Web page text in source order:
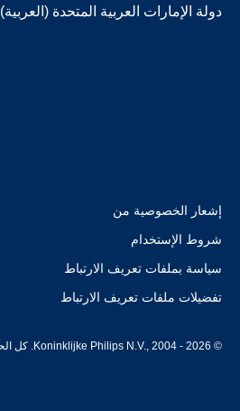
دولة الإمارات العربية المتحدة (العربية)
إشعار الخصوصية من
شروط الإستخدام
سياسة بملفات تعريف الارتباط
تفضيلات ملفات تعريف الارتباط
© Koninklijke Philips N.V., 2004 - 2026. كل الحقوق محفوظة.